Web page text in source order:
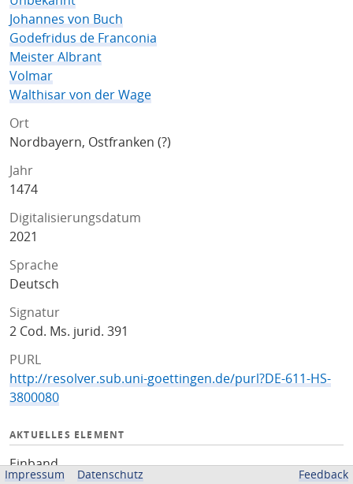
Johannes von Buch
Godefridus de Franconia
Meister Albrant
Volmar
Walthisar von der Wage
Ort
Nordbayern, Ostfranken (?)
Jahr
1474
Digitalisierungsdatum
2021
Sprache
Deutsch
Signatur
2 Cod. Ms. jurid. 391
PURL
http://resolver.sub.uni-goettingen.de/purl?DE-611-HS-
3800080
AKTUELLES ELEMENT
Einband
Impressum Datenschutz Feedback